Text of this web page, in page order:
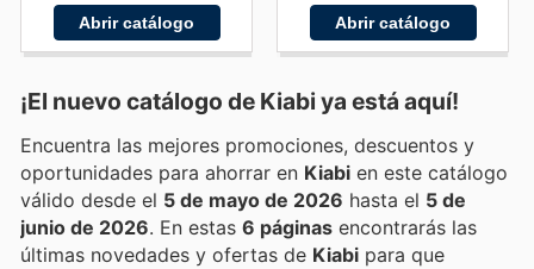
Abrir catálogo Abrir catálogo
¡El nuevo catálogo de Kiabi ya está aquí!
Encuentra las mejores promociones, descuentos y
oportunidades para ahorrar en Kiabi en este catálogo
válido desde el 5 de mayo de 2026 hasta el 5 de
junio de 2026 . En estas 6 páginas encontrarás las
últimas novedades y ofertas de Kiabi para que